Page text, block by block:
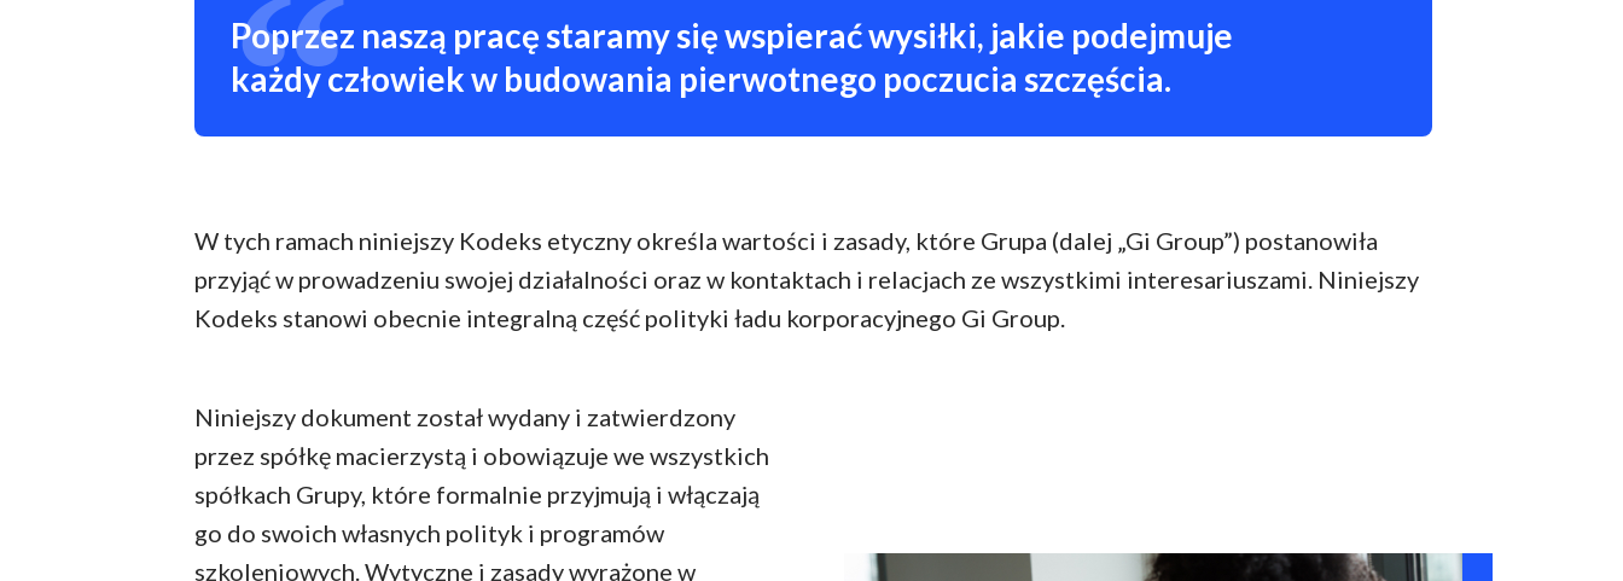
Poprzez naszą pracę staramy się wspierać wysiłki, jakie podejmuje
każdy człowiek w budowania pierwotnego poczucia szczęścia.
W tych ramach niniejszy Kodeks etyczny określa wartości i zasady, które Grupa (dalej „Gi Group”) postanowiła
przyjąć w prowadzeniu swojej działalności oraz w kontaktach i relacjach ze wszystkimi interesariuszami. Niniejszy
Kodeks stanowi obecnie integralną część polityki ładu korporacyjnego Gi Group.
Niniejszy dokument został wydany i zatwierdzony
przez spółkę macierzystą i obowiązuje we wszystkich
spółkach Grupy, które formalnie przyjmują i włączają
go do swoich własnych polityk i programów
szkoleniowych. Wytyczne i zasady wyrażone w